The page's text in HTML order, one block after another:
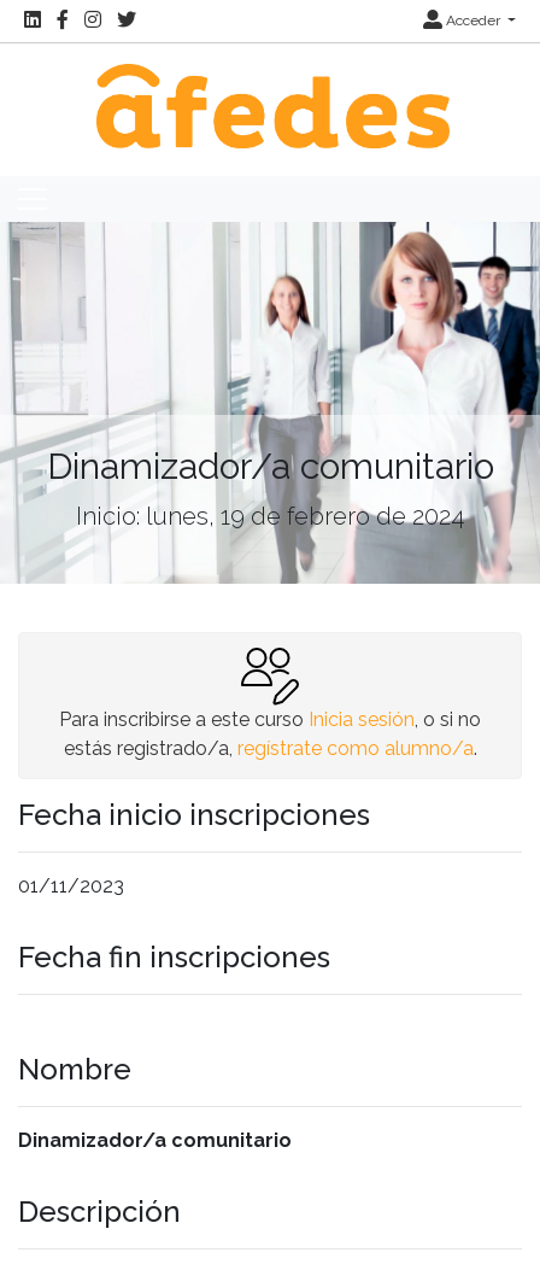
Acceder
Dinamizador/a comunitario
Inicio: lunes, 19 de febrero de 2024
Para inscribirse a este curso Inicia sesión , o si no
estás registrado/a, regístrate como alumno/a.
Fecha inicio inscripciones
01/11/2023
Fecha fin inscripciones
Nombre
Dinamizador/a comunitario
Descripción